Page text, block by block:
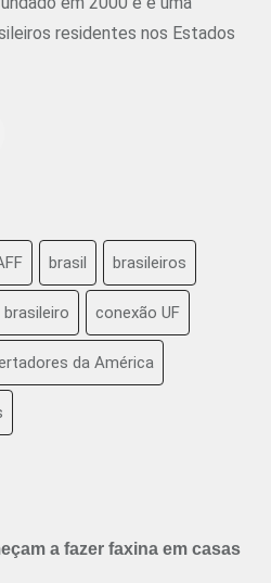
residentes nos Estados
brasil brasileiros
conexão UF
da América
a fazer faxina em casas